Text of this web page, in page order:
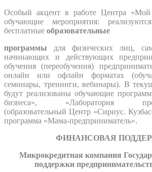
Особый акцент в работе Центра «Мой
обучающие мероприятия:
бесплатные образовательные
программы для физических лиц,
начинающих и действующих
обучения (переобучения)
онлайн или офлайн форматах
семинары, тренинги, вебинары). В
будут реализованы обучающие
бизнеса», «Лаборатория
(образовательный Центр «Сириус.
программа «Мама-предприниматель».
ФИНАНСОВАЯ
Микрокредитная компания
поддержки